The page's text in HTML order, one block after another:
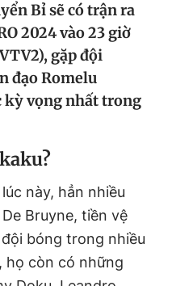
360
cần biết
hệ quảng cáo
Bỉ sẽ có trận ra
2024 vào 23 giờ
gặp đội
đạo Romelu
kỳ vọng nhất trong
này, hẳn nhiều
Bruyne, tiền vệ
bóng trong nhiều
họ còn có những